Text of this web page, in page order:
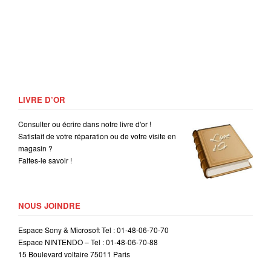
LIVRE D’OR
Consulter ou écrire dans notre livre d'or !
Satisfait de votre réparation ou de votre visite en
magasin ?
Faites-le savoir !
NOUS JOINDRE
Espace Sony & Microsoft Tel : 01-48-06-70-70
Espace NINTENDO – Tel : 01-48-06-70-88
15 Boulevard voltaire 75011 Paris